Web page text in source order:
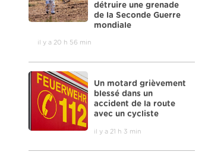
détruire une grenade
de la Seconde Guerre
mondiale
il y a 20 h 56 min
Un motard grièvement
blessé dans un
accident de la route
avec un cycliste
il y a 21 h 3 min